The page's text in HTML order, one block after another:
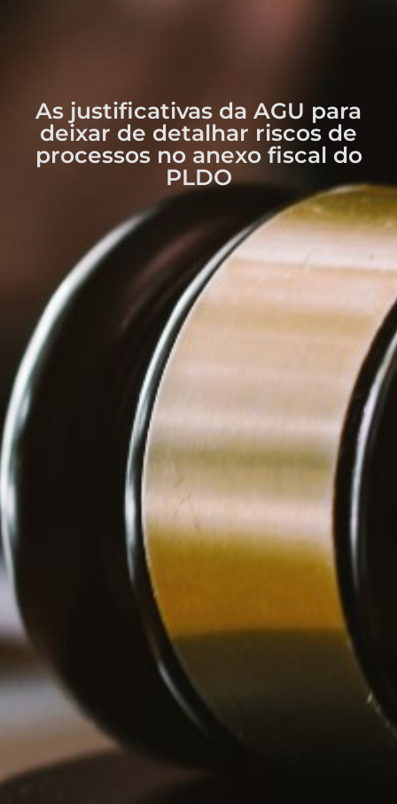
As justificativas da AGU para
deixar de detalhar riscos de
processos no anexo fiscal do
PLDO